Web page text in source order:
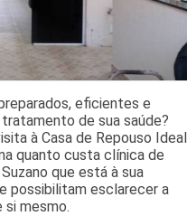
eficientes e
de sua saúde?
à Casa de Repouso Ideal
quanto custa clínica de
que está à sua
possibilitam esclarecer a
si mesmo.